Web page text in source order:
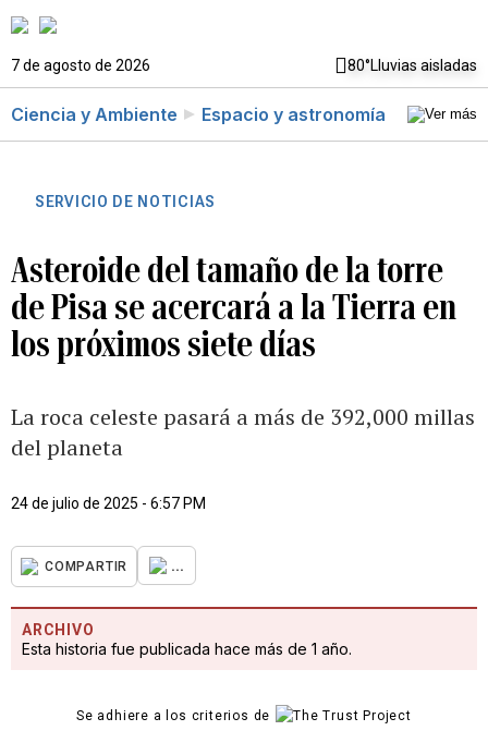
7 de agosto de 2026 80°Lluvias aisladas
Ciencia y Ambiente Espacio y astronomía
SERVICIO DE NOTICIAS
Asteroide del tamaño de la torre
de Pisa se acercará a la Tierra en
los próximos siete días
La roca celeste pasará a más de 392,000 millas
del planeta
24 de julio de 2025 - 6:57 PM
COMPARTIR ...
ARCHIVO
Esta historia fue publicada hace más de 1 año.
Se adhiere a los criterios de